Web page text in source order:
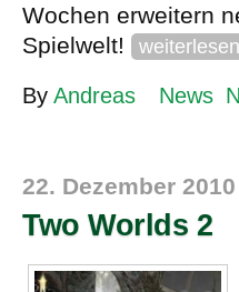
Wochen erweitern
Spielwelt!
weiterlesen
By Andreas News
22. Dezember 2010
Two Worlds 2